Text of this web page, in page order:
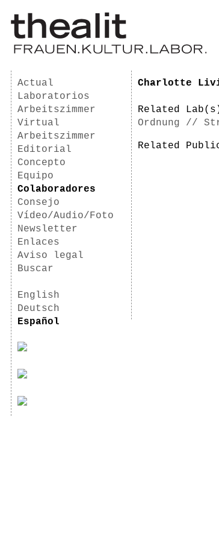
Actual
Laboratorios
Arbeitszimmer
Virtual
Arbeitszimmer
Editorial
Concepto
Equipo
Colaboradores
Consejo
Vídeo/Audio/Foto
Newsletter
Enlaces
Aviso legal
Buscar
English
Deutsch
Español
Charlotte
Related
Ordnung //
Related